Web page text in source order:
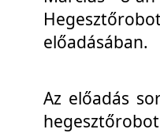
előadásában.
Az előadás